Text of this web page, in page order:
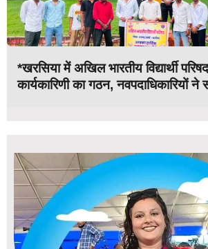
*खरसिया में अखिल भारतीय विद्यार्थी
कार्यकारिणी का गठन, नवपदाधिकारियों ने